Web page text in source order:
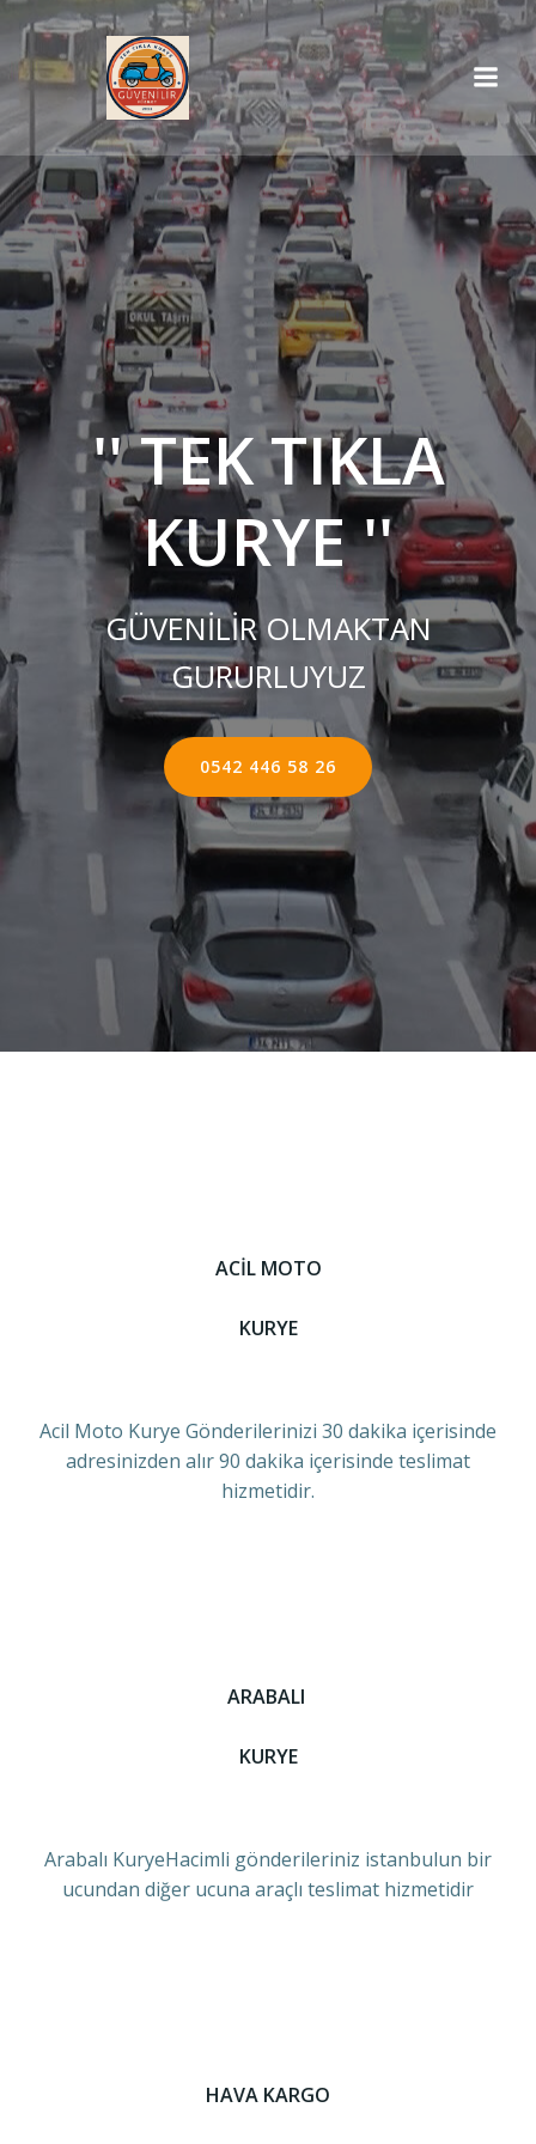
İçeriğe
geç
'' TEK TIKLA
KURYE ''
GÜVENİLİR OLMAKTAN
GURURLUYUZ
0542 446 58 26
ACİL MOTO
KURYE
Acil Moto Kurye Gönderilerinizi 30 dakika içerisinde
adresinizden alır 90 dakika içerisinde teslimat
hizmetidir.
ARABALI
KURYE
Arabalı KuryeHacimli gönderileriniz istanbulun bir
ucundan diğer ucuna araçlı teslimat hizmetidir
HAVA KARGO